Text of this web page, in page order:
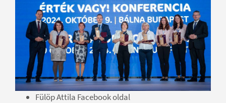
munkaerő-piacon lenne érdemes helyt találni azoknak
az MMK munkavállalóknak, akik kompetenciáik alapján
helyt tudnak ott állni.
Forrás:
MTI
hirado.hu
Fülöp Attila Facebook oldal